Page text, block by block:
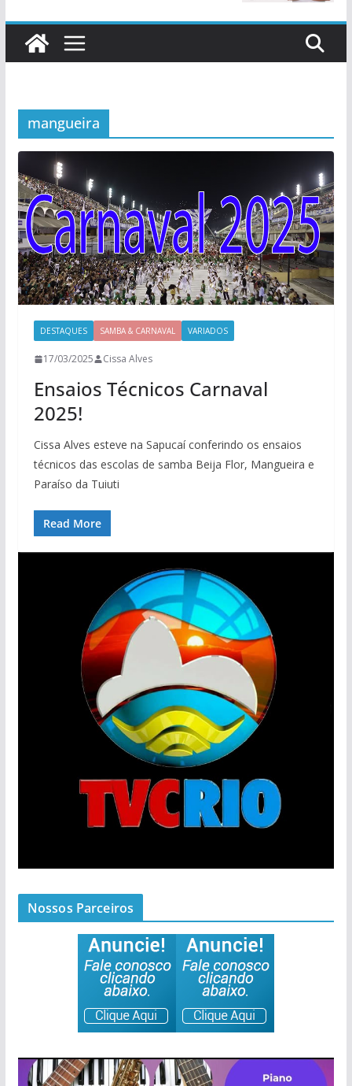
mangueira
DESTAQUES SAMBA & CARNAVAL VARIADOS
17/03/2025 Cissa Alves
Ensaios Técnicos Carnaval
2025!
Cissa Alves esteve na Sapucaí conferindo os ensaios
técnicos das escolas de samba Beija Flor, Mangueira e
Paraíso da Tuiuti
Read More
Nossos Parceiros